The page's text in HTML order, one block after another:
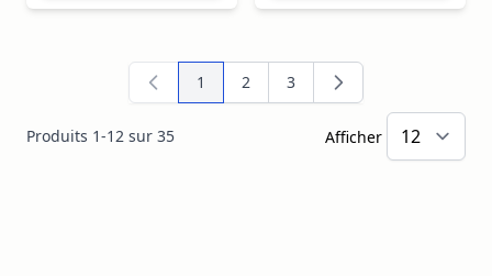
Produits 1-12 sur 35
Vous lisez actuellement la page
1 Page
2 Page
3
Afficher